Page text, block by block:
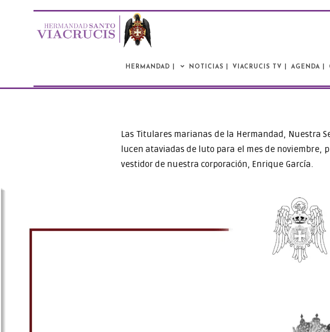
HERMANDAD | NOTICIAS | VIACRUCIS TV | AGENDA |
Las Titulares marianas de la Hermandad, Nuestra
lucen ataviadas de luto para el mes de noviembre,
vestidor de nuestra corporación, Enrique García.